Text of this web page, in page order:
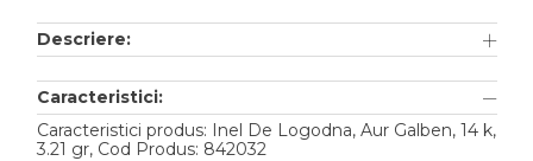
Aur alb
Aur roz
Descriere:
Caracteristici:
Caracteristici produs: Inel De Logodna, Aur Galben, 14 k,
3.21 gr, Cod Produs: 842032